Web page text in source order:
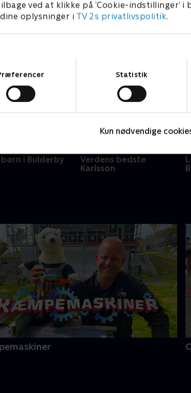
ved at klikke på ’Cookie-indstillinger’ i
oplysninger i TV 2s privatlivspolitik.
Statistik
Kun nødvendige
børn i Bulderby
Verdens bedste
Karlsson